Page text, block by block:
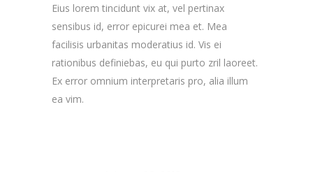
Eius lorem tincidunt vix at, vel pertinax
sensibus id, error epicurei mea et. Mea
facilisis urbanitas moderatius id. Vis ei
rationibus definiebas, eu qui purto zril laoreet.
Ex error omnium interpretaris pro, alia illum
ea vim.